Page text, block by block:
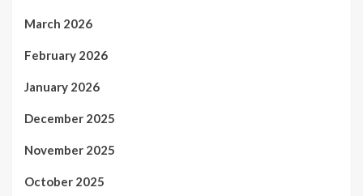
March 2026
February 2026
January 2026
December 2025
November 2025
October 2025